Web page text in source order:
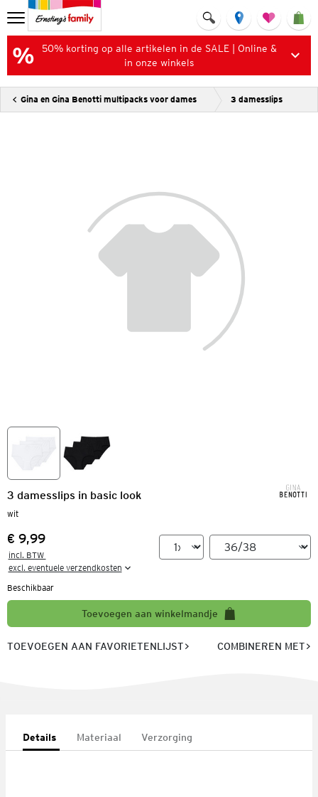
50% korting op alle artikelen in de SALE | Online &
in onze winkels
Gina en Gina Benotti multipacks voor dames 3 damesslips
3 damesslips in basic look
wit
Prijs:
€ 9,99
incl. BTW
excl. eventuele verzendkosten
Beschikbaar
Toevoegen aan winkelmandje
TOEVOEGEN AAN FAVORIETENLIJST COMBINEREN MET
Details Materiaal Verzorging